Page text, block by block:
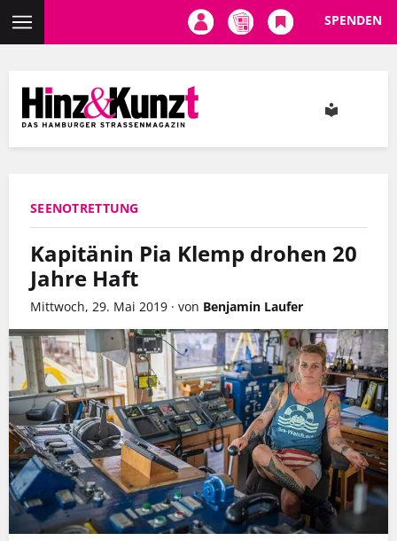
Inhalt
SPENDEN
SEENOTRETTUNG
Kapitänin Pia Klemp drohen 20
Jahre Haft
Mittwoch, 29. Mai 2019 · von Benjamin Laufer